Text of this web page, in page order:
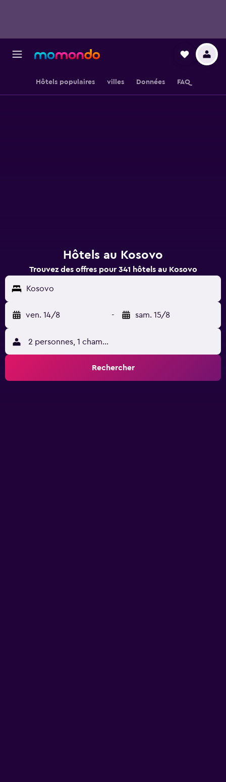
Hôtels populaires villes Données FAQ
Hôtels au Kosovo
Trouvez des offres pour 341 hôtels au Kosovo
Kosovo
ven. 14/8 - sam. 15/8
2 personnes, 1 chambre
Rechercher